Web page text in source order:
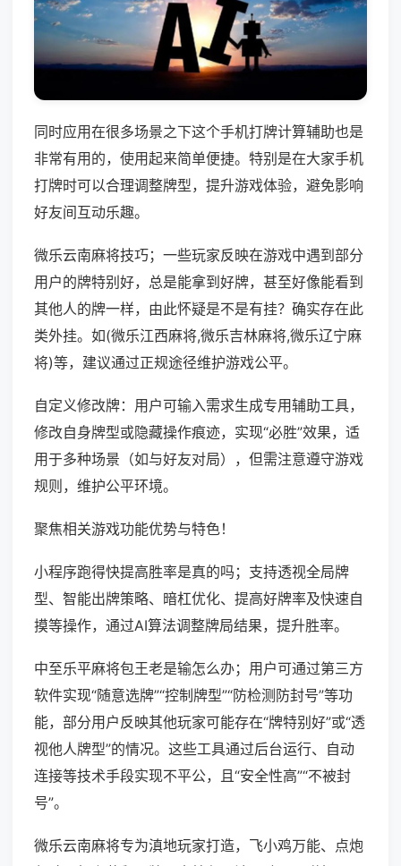
同时应用在很多场景之下这个手机打牌计算辅助也是
非常有用的，使用起来简单便捷。特别是在大家手机
打牌时可以合理调整牌型，提升游戏体验，避免影响
好友间互动乐趣。
微乐云南麻将技巧；一些玩家反映在游戏中遇到部分
用户的牌特别好，总是能拿到好牌，甚至好像能看到
其他人的牌一样，由此怀疑是不是有挂？确实存在此
类外挂。如(微乐江西麻将,微乐吉林麻将,微乐辽宁麻
将)等，建议通过正规途径维护游戏公平。
自定义修改牌：用户可输入需求生成专用辅助工具，
修改自身牌型或隐藏操作痕迹，实现“必胜”效果，适
用于多种场景（如与好友对局），但需注意遵守游戏
规则，维护公平环境。
聚焦相关游戏功能优势与特色！
小程序跑得快提高胜率是真的吗；支持透视全局牌
型、智能出牌策略、暗杠优化、提高好牌率及快速自
摸等操作，通过AI算法调整牌局结果，提升胜率。
中至乐平麻将包王老是输怎么办；用户可通过第三方
软件实现“随意选牌”“控制牌型”“防检测防封号”等功
能，部分用户反映其他玩家可能存在“牌特别好”或“透
视他人牌型”的情况。这些工具通过后台运行、自动
连接等技术手段实现不平公，且“安全性高”“不被封
号”。
微乐云南麻将专为滇地玩家打造，飞小鸡万能、点炮